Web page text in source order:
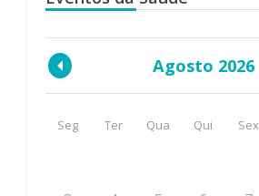
Agosto 2026
Seg Ter Qua Qui Sex